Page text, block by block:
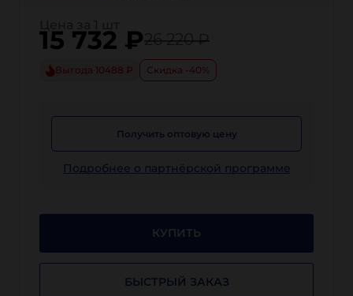
15 732 ₽ 26 220 ₽
Выгода 10488 ₽ Скидка -40%
Получить оптовую цену
Подробнее о партнёрской программе
КУПИТЬ
БЫСТРЫЙ ЗАКАЗ